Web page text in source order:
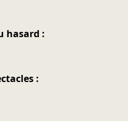
hasard :
: